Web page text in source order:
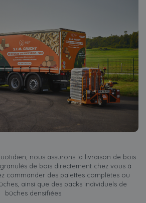
nous assurons la livraison de bois
de bois directement chez vous à
commander des palettes complètes ou
ainsi que des packs individuels de
bûches densifiées.